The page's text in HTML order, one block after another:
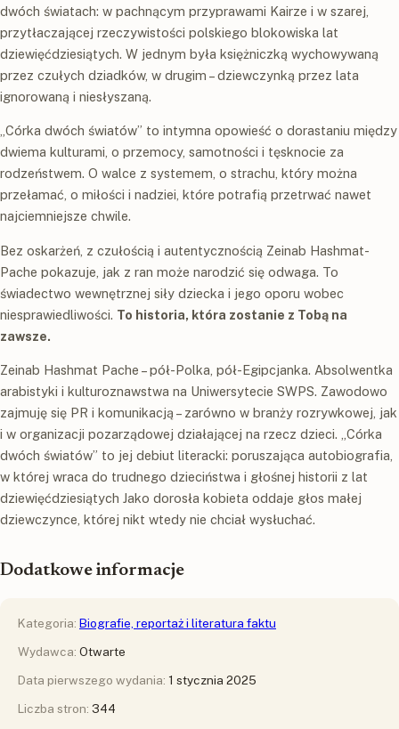
dwóch światach: w pachnącym przyprawami Kairze i w szarej,
przytłaczającej rzeczywistości polskiego blokowiska lat
dziewięćdziesiątych. W jednym była księżniczką wychowywaną
przez czułych dziadków, w drugim – dziewczynką przez lata
ignorowaną i niesłyszaną.
„Córka dwóch światów” to intymna opowieść o dorastaniu między
dwiema kulturami, o przemocy, samotności i tęsknocie za
rodzeństwem. O walce z systemem, o strachu, który można
przełamać, o miłości i nadziei, które potrafią przetrwać nawet
najciemniejsze chwile.
Bez oskarżeń, z czułością i autentycznością Zeinab Hashmat-
Pache pokazuje, jak z ran może narodzić się odwaga. To
świadectwo wewnętrznej siły dziecka i jego oporu wobec
niesprawiedliwości. To historia, która zostanie z Tobą na
zawsze.
Zeinab Hashmat Pache – pół-Polka, pół-Egipcjanka. Absolwentka
arabistyki i kulturoznawstwa na Uniwersytecie SWPS. Zawodowo
zajmuję się PR i komunikacją – zarówno w branży rozrywkowej, jak
i w organizacji pozarządowej działającej na rzecz dzieci. „Córka
dwóch światów” to jej debiut literacki: poruszająca autobiografia,
w której wraca do trudnego dzieciństwa i głośnej historii z lat
dziewięćdziesiątych Jako dorosła kobieta oddaje głos małej
dziewczynce, której nikt wtedy nie chciał wysłuchać.
Dodatkowe informacje
Kategoria: Biografie, reportaż i literatura faktu
Wydawca: Otwarte
Data pierwszego wydania: 1 stycznia 2025
Liczba stron: 344